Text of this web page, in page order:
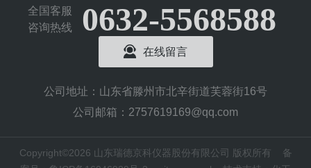
全国客服
咨询热线
0632-5568588
在线留言
公司地址：山东省滕州市北辛街道芙蓉街16号
公司邮箱：2757619169@qq.com
Copyright©2026 山东瑞德京科仪器股份有限公司 版权所有 备